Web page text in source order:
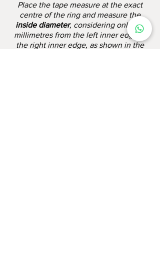
Place the tape measure at the exact
centre of the ring and measure the
inside diameter, considering only the
millimetres from the left inner edge to
the right inner edge, as shown in the